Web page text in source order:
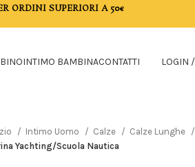
ORDINI SUPERIORI A 50€
INTIMO BAMBINACONTATTI LOGIN
Intimo Uomo Calze
Calze Lunghe
Yachting/Scuola Nautica